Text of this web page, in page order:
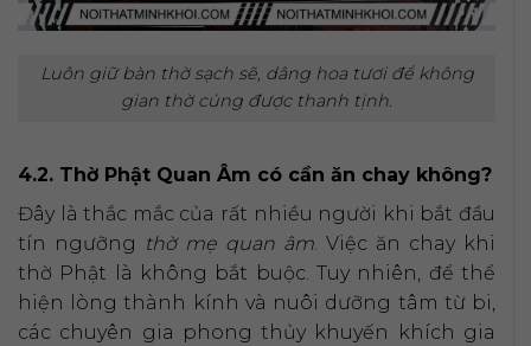
Luôn giữ bàn thờ sạch sẽ, dâng hoa tươi để không
gian thờ cúng được thanh tịnh.
4.2. Thờ Phật Quan Âm có cần ăn chay không?
Đây là thắc mắc của rất nhiều người khi bắt đầu
tín ngưỡng thờ mẹ quan âm. Việc ăn chay khi
thờ Phật là không bắt buộc. Tuy nhiên, để thể
hiện lòng thành kính và nuôi dưỡng tâm từ bi,
các chuyên gia phong thủy khuyến khích gia